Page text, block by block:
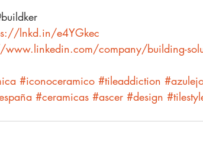
lnkd.in/e4YGkec
company/building-
#iconoceramico #tileaddiction
#ceramicas #ascer #design